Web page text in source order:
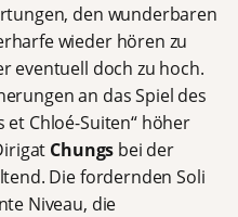
den wunderbaren
wieder hören zu
eventuell doch zu hoch.
an das Spiel des
Chloé-Suiten“ höher
Chungs bei der
Die fordernden Soli
Niveau, die